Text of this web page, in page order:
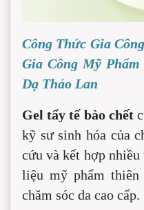
Công Thức Gia
Gia Công Mỹ
Dạ Thảo Lan
Gel tẩy tế bào chết
kỹ sư sinh hóa của
cứu và kết hợp nhiều
liệu mỹ phẩm thiên
chăm sóc da cao cấp.